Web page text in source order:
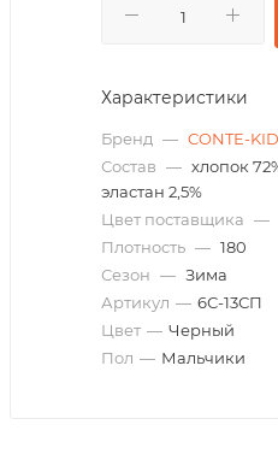
Характеристики
Бренд — CONTE-
Состав — хлопок
эластан 2,5%
Цвет поставщика —
Плотность — 180
Сезон — Зима
Артикул — 6С-13СП
Цвет — Черный
Пол — Мальчики